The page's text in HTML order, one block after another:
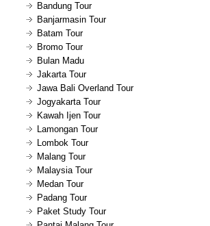
Bandung Tour
Banjarmasin Tour
Batam Tour
Bromo Tour
Bulan Madu
Jakarta Tour
Jawa Bali Overland Tour
Jogyakarta Tour
Kawah Ijen Tour
Lamongan Tour
Lombok Tour
Malang Tour
Malaysia Tour
Medan Tour
Padang Tour
Paket Study Tour